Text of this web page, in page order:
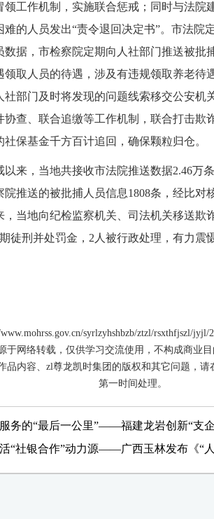
领工作机制，实施联合惩戒；同时与法院
难的人员发出“责令退回决定书”。市法院
数据，市检察院定期向人社部门推送被批
领取人员的待遇，涉及有违规领取养老待
社部门及时将发现的问题线索移交公安机
协查、联合追缴等工作机制，联合打击欺
保基金千方百计追回，确保颗粒归仓。
，当地共接收市法院推送数据2.46万条
院推送的被批捕人员信息1808条，经比对
，当地向纪检监察机关、司法机关移送欺
徒刑并处罚金，2人被行政处理，有力震
syrlzyhshbzb/ztzl/rsxthfjszl/jyjl/
于网络转载，仅供学习交流使用，不构成商业
品内容、zl尊龙凯时集团的版权和其它问题，请
第一时间处理。
服务的“最后一公里”——福建龙岩创新“支
“社银合作”动力源——广西玉林发布《“